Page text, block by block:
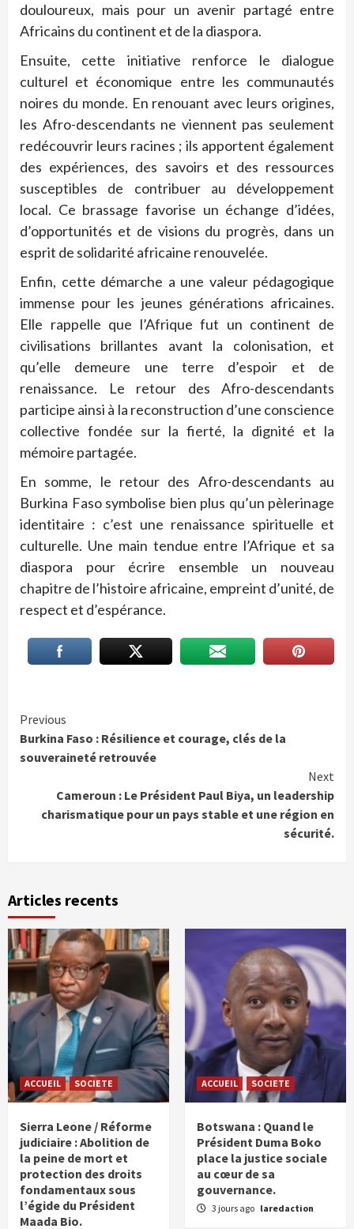
douloureux, mais pour un avenir partagé entre
Africains du continent et de la diaspora.
Ensuite, cette initiative renforce le dialogue
culturel et économique entre les communautés
noires du monde. En renouant avec leurs origines,
les Afro-descendants ne viennent pas seulement
redécouvrir leurs racines ; ils apportent également
des expériences, des savoirs et des ressources
susceptibles de contribuer au développement
local. Ce brassage favorise un échange d’idées,
d’opportunités et de visions du progrès, dans un
esprit de solidarité africaine renouvelée.
Enfin, cette démarche a une valeur pédagogique
immense pour les jeunes générations africaines.
Elle rappelle que l’Afrique fut un continent de
civilisations brillantes avant la colonisation, et
qu’elle demeure une terre d’espoir et de
renaissance. Le retour des Afro-descendants
participe ainsi à la reconstruction d’une conscience
collective fondée sur la fierté, la dignité et la
mémoire partagée.
En somme, le retour des Afro-descendants au
Burkina Faso symbolise bien plus qu’un pèlerinage
identitaire : c’est une renaissance spirituelle et
culturelle. Une main tendue entre l’Afrique et sa
diaspora pour écrire ensemble un nouveau
chapitre de l’histoire africaine, empreint d’unité, de
respect et d’espérance.
Continue
Reading
Previous
Burkina Faso : Résilience et courage, clés de la
souveraineté retrouvée
Next
Cameroun : Le Président Paul Biya, un leadership
charismatique pour un pays stable et une région en
sécurité.
Articles recents
ACCUEIL SOCIETE
Sierra Leone / Réforme
judiciaire : Abolition de
la peine de mort et
protection des droits
fondamentaux sous
l’égide du Président
Maada Bio.
ACCUEIL SOCIETE
Botswana : Quand le
Président Duma Boko
place la justice sociale
au cœur de sa
gouvernance.
3 jours ago laredaction